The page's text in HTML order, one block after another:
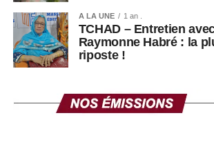
A LA UNE 1 an .
TCHAD – Entretien
Raymonne Habré : la
riposte !